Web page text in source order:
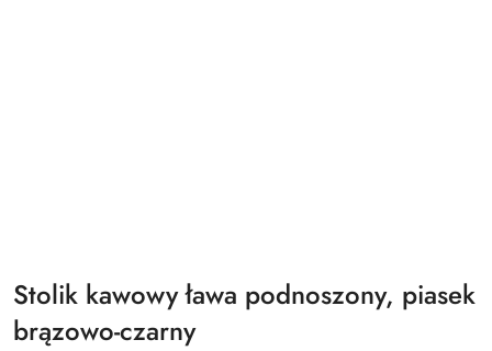
Stolik kawowy ława podnoszony, piasek
brązowo-czarny